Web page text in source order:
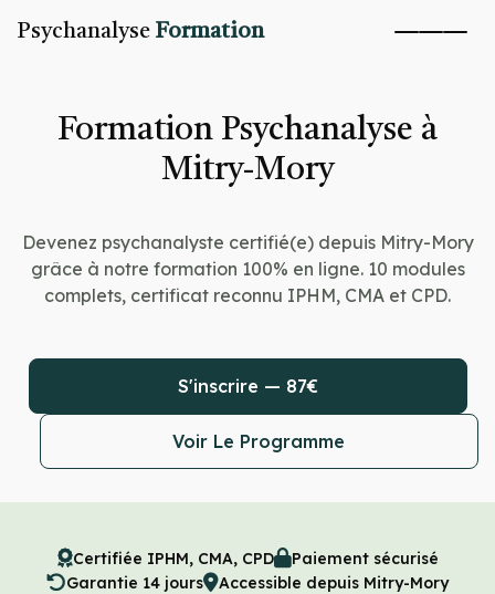
Psychanalyse Formation
Formation Psychanalyse à
Mitry-Mory
Devenez psychanalyste certifié(e) depuis Mitry-Mory
grâce à notre formation 100% en ligne. 10 modules
complets, certificat reconnu IPHM, CMA et CPD.
S'inscrire — 87€
Voir Le Programme
Certifiée IPHM, CMA, CPD
Paiement sécurisé
Garantie 14 jours
Accessible depuis Mitry-Mory